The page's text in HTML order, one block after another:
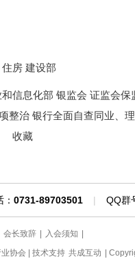
住房 建设部
信息化部 银监会 证监会
整治 银行全面自查同业、
收藏
0731-89703501 | QQ群
会长致辞 入会须知
协会 | 技术支持 共成互动 |